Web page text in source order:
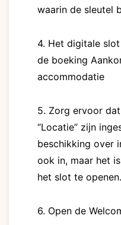
waarin de sleutel
4. Het digitale
de boeking
accommodatie
5. Zorg ervoor
“Locatie” zijn
beschikking over
ook in, maar het
het slot te openen.
6. Open de